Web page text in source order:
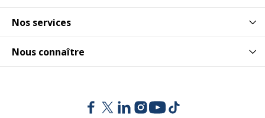
Nos services
Nous connaître